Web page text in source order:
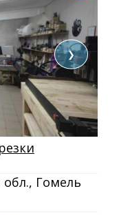
❯
обл., Гомель